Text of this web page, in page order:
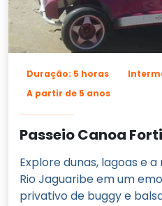
Duração: 5 horas
A partir de 5 anos
Passeio Canoa
Explore dunas, lagoas e
Rio Jaguaribe em um
privativo de buggy e